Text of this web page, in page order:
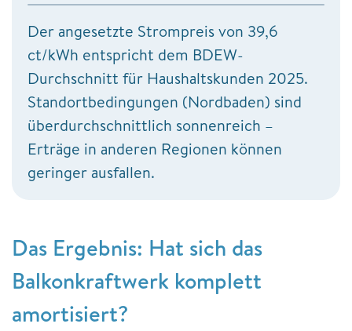
Der angesetzte Strompreis von 39,6
ct/kWh entspricht dem BDEW-
Durchschnitt für Haushaltskunden 2025.
Standortbedingungen (Nordbaden) sind
überdurchschnittlich sonnenreich –
Erträge in anderen Regionen können
geringer ausfallen.
Das Ergebnis: Hat sich das
Balkonkraftwerk komplett
amortisiert?